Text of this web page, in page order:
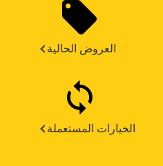
العروض الحالية
الخيارات المستعملة